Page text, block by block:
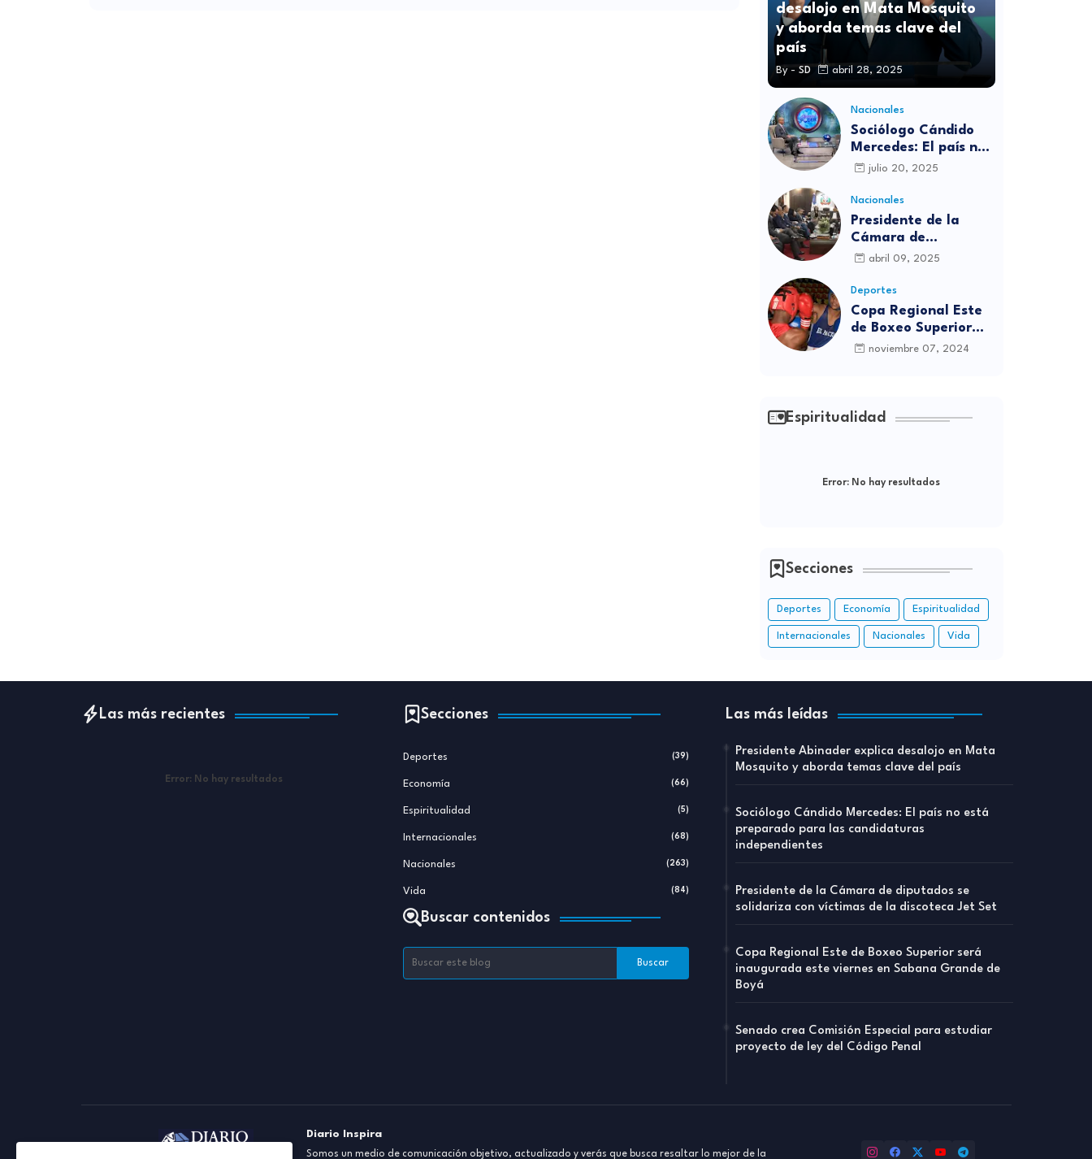
desalojo en Mata Mosquito
y aborda temas clave del
país
By - SD abril 28, 2025
Nacionales
Sociólogo Cándido
Mercedes: El país no
está preparado para
independientes
julio 20, 2025
Nacionales
Presidente de la
Cámara de
diputados se
víctimas de la
discoteca Jet Set
abril 09, 2025
Deportes
Copa Regional Este
de Boxeo Superior
será inaugurada este
noviembre 07, 2024
Espiritualidad
Error: No hay resultados
Secciones
Deportes Economía Espiritualidad
Internacionales Nacionales Vida
Las más recientes
Error: No hay resultados
Secciones
Deportes (39)
Economía (66)
Espiritualidad (5)
Internacionales (68)
Nacionales (263)
Vida (84)
Buscar contenidos
Las más leídas
Presidente Abinader explica desalojo en Mata
Mosquito y aborda temas clave del país
Sociólogo Cándido Mercedes: El país no está
preparado para las candidaturas
independientes
Presidente de la Cámara de diputados se
solidariza con víctimas de la discoteca Jet Set
Copa Regional Este de Boxeo Superior será
inaugurada este viernes en Sabana Grande de
Boyá
Senado crea Comisión Especial para estudiar
proyecto de ley del Código Penal
Diario Inspira
Somos un medio de comunicación objetivo, actualizado y verás que busca resaltar lo mejor de la